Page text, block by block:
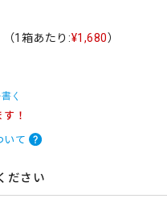
（1箱あたり:¥1,680）
く
！
いて
ださい